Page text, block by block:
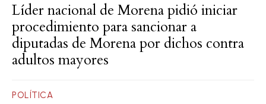
Líder nacional de Morena pidió iniciar
procedimiento para sancionar a
diputadas de Morena por dichos contra
adultos mayores
POLÍTICA